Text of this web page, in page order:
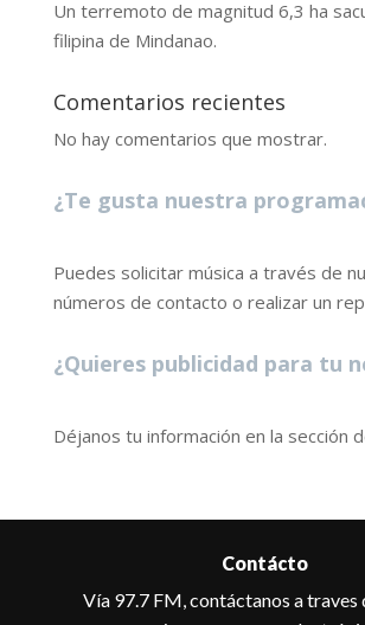
Un terremoto de magnitud 6,3 ha
filipina de Mindanao.
Comentarios recientes
No hay comentarios que mostrar.
¿Te gusta nuestra
Puedes solicitar música a través de
números de contacto o realizar un
¿Quieres publicidad para tu
Déjanos tu información en la sección
Contácto
Vía 97.7 FM, contáctanos a traves